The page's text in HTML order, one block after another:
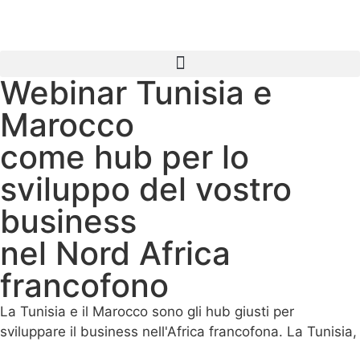
Webinar Tunisia e
Marocco
come hub per lo
sviluppo del vostro
business
nel Nord Africa
francofono
La Tunisia e il Marocco sono gli hub giusti per
sviluppare il business nell'Africa francofona. La Tunisia,